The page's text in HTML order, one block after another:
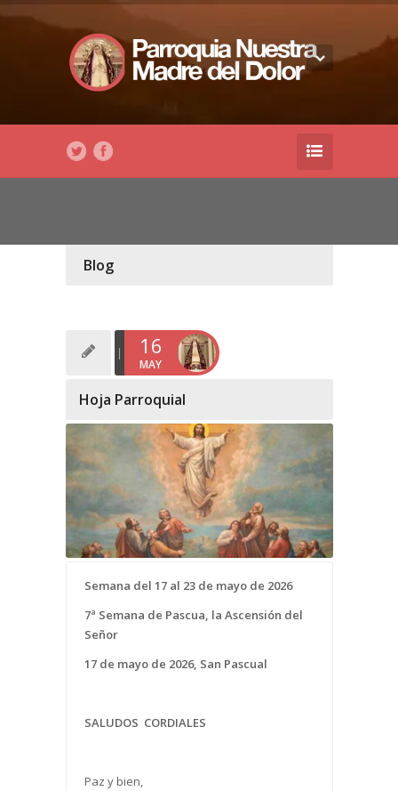
Blog
16
MAY
Hoja Parroquial
Semana del 17 al 23 de mayo de 2026
7ª Semana de Pascua, la Ascensión del
Señor
17 de mayo de 2026, San Pascual
SALUDOS CORDIALES
Paz y bien,